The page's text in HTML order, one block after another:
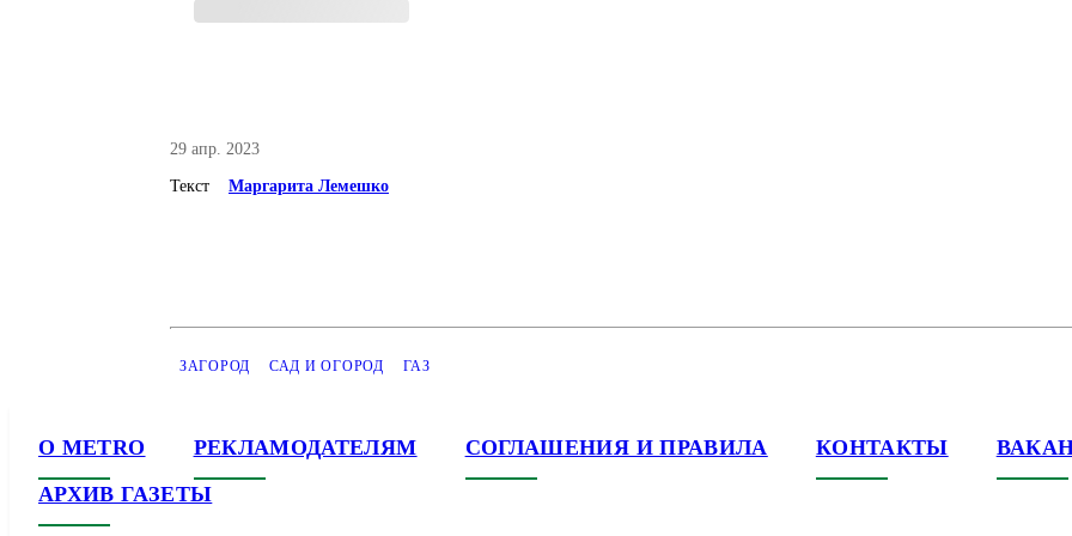
29 апр. 2023
Текст Маргарита Лемешко
ЗАГОРОД САД И ОГОРОД ГАЗ
О METRO РЕКЛАМОДАТЕЛЯМ СОГЛАШЕНИЯ И ПРАВИЛА КОНТАКТЫ
АРХИВ ГАЗЕТЫ